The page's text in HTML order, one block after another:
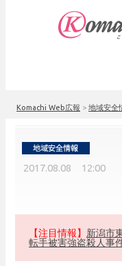
Komachi Web広報 > 地域安全
2017.08.08 12:00
【注目情報】 新潟市
転手被害強盗殺人事